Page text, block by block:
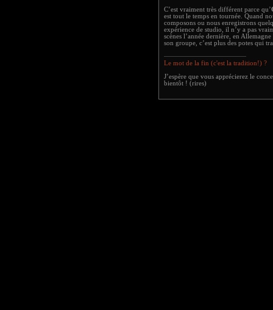
C’est vraiment très différent parce qu’
est tout le temps en tournée. Quand
composons ou nous enregistrons
expérience de studio, il n’y a pas
scènes l’année dernière, en
son groupe, c’est plus des potes qui
Le mot de la fin (c'est la tradition!) ?
J’espère que vous apprécierez le
bientôt ! (rires)